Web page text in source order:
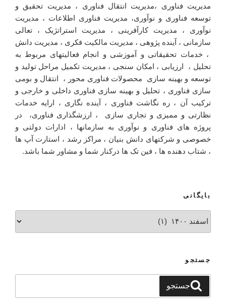
مدیریت فناوری ،مدیریت انتقال فناوری ، مدیریت تحقیق و
توسعه فناوری و نوآوری، مدیریت فناوری اطلاعات ، مدیریت
نوآوری ، مدیریت کارآفرینی ، مدیریت استراتژیک ، تعالی
سازمانی ، آینده پژوهی ، مدیریت مالکیت فکری ، مدیریت دانش
، خدمات تحقیقاتی و آموزشی و انجام فعالیتهای مربوط به
تحلیل ، ارزیابی ، امکان سنجی ، مدیریت تکمیل مراحل تولید و
توسعه و بهینه سازی محصولات فناوری محور ، انتقال و بومی
سازی فناوری ، تحلیل و بهینه سازی فناوری داخلی و خارجی و
ترکیب آن ، ره نگاشت فناوری ، آینده نگاری ، ارایه خدمات
نظارتی و ممیزی و تجاری سازی ، ارزشگذاری فناوری، در
پروژه های فناوری و نوآوری به سازمانها ، ادارات دولتی و
خصوصی و شرکتهای دانش بنیان ، مراکز رشد ، استارت آپ ها
، شتاب دهنده ها ، فین تک ها درکنار شما و مشاور شما باشد.
بایگانی
بایگانی
جستجو
جستجو
برای
جستجو